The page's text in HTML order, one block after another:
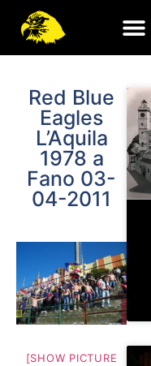
Red Blue
Eagles
L’Aquila
1978 a
Fano 03-
04-2011
[SHOW PICTURE